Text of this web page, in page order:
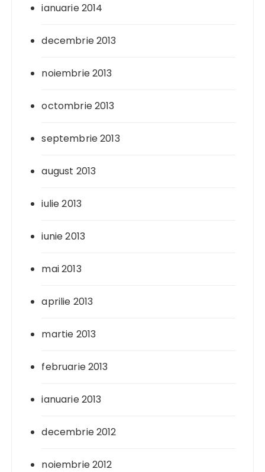
ianuarie 2014
decembrie 2013
noiembrie 2013
octombrie 2013
septembrie 2013
august 2013
iulie 2013
iunie 2013
mai 2013
aprilie 2013
martie 2013
februarie 2013
ianuarie 2013
decembrie 2012
noiembrie 2012